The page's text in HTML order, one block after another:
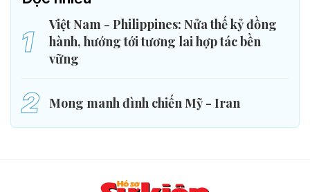
1
Việt Nam - Philippines: Nửa thế kỷ đồng
hành, hướng tới tương lai hợp tác bền
vững
2 Mong manh đình chiến Mỹ - Iran